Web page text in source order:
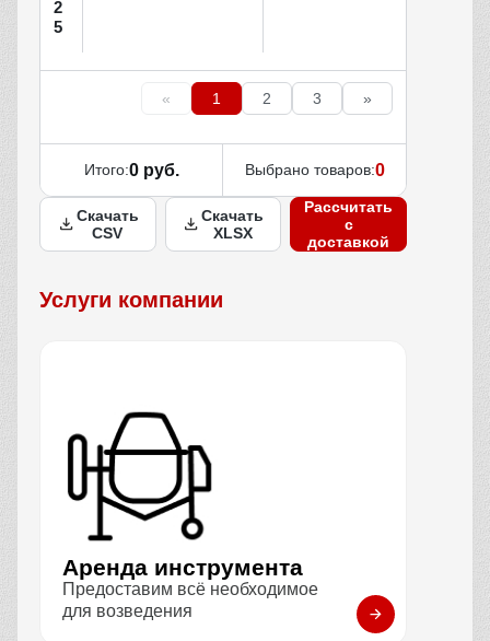
2
5
« 1 2 3 »
Итого:0 руб. Выбрано товаров:0
Скачать
CSV
Скачать
XLSX
Рассчитать
с
доставкой
Услуги компании
Аренда инструмента
Предоставим всё необходимое
для возведения